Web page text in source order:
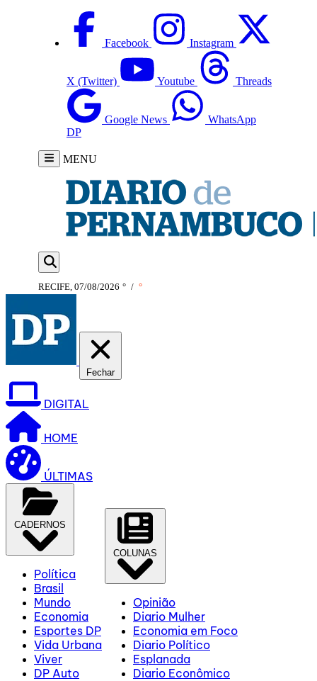
Facebook Instagram
X (Twitter) Youtube Threads
Google News
WhatsApp
DP
MENU
RECIFE, 07/08/2026 ° / °
Fechar
DIGITAL
HOME
ÚLTIMAS
CADERNOS
Política
Brasil
Mundo
Economia
Esportes DP
Vida Urbana
Viver
DP Auto
COLUNAS
Opinião
Diario Mulher
Economia em Foco
Diario Político
Esplanada
Diario Econômico